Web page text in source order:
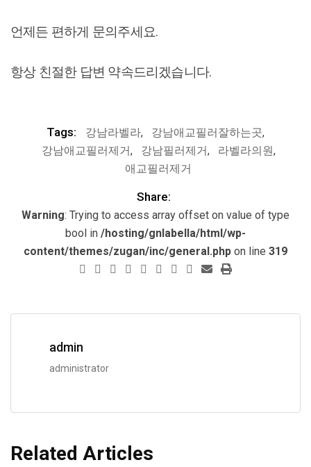
언제든 편하게 문의주세요.
항상 친절한 답변 약속드리겠습니다.
Tags: 강남라벨라, 강남애교필러잘하는곳,
강남애교필러제거, 강남필러제거, 라벨라의원,
애교필러제거
Share:
Warning: Trying to access array offset on value of type
bool in /hosting/gnlabella/html/wp-
content/themes/zugan/inc/general.php on line 319
admin
administrator
Related Articles